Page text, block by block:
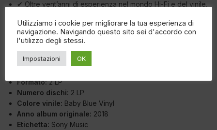
✔ Oltre vent’anni di esperienza nel mondo Hi-Fi e del vinile.
Specifiche Tecniche
Sottocategoria: Indie Pop Italiano
Artista:Calcutta
Formato:2 LP
Numero dischi: 2 LP
Colore vinile: Baby Blue Vinyl
Anno album originale: 2018
Etichetta: Sony Music
Utilizziamo i cookie per migliorare la tua esperienza di
navigazione. Navigando questo sito sei d'accordo con
l'utilizzo degli stessi.
Impostazioni OK